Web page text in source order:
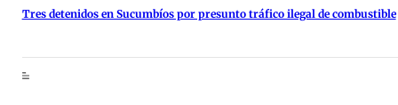
Tres detenidos en Sucumbíos por presunto tráfico ilegal de combustible